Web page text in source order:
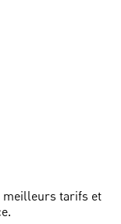
meilleurs tarifs et